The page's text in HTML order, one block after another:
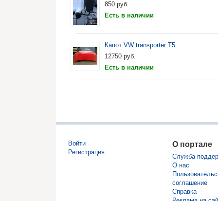
850 руб.
Есть в наличии
Капот VW transporter T5
12750 руб.
Есть в наличии
Войти
Регистрация
О портале
Служба
О нас
соглашение
Справка